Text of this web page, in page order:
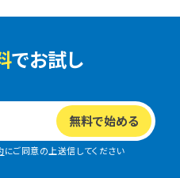
でお試し
にご同意の上送信してください